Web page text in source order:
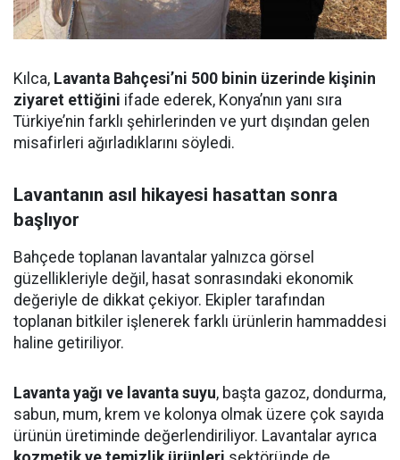
Kılca, Lavanta Bahçesi’ni 500 binin üzerinde kişinin
ziyaret ettiğini ifade ederek, Konya’nın yanı sıra
Türkiye’nin farklı şehirlerinden ve yurt dışından gelen
misafirleri ağırladıklarını söyledi.
Lavantanın asıl hikayesi hasattan sonra
başlıyor
Bahçede toplanan lavantalar yalnızca görsel
güzellikleriyle değil, hasat sonrasındaki ekonomik
değeriyle de dikkat çekiyor. Ekipler tarafından
toplanan bitkiler işlenerek farklı ürünlerin hammaddesi
haline getiriliyor.
Lavanta yağı ve lavanta suyu, başta gazoz, dondurma,
sabun, mum, krem ve kolonya olmak üzere çok sayıda
ürünün üretiminde değerlendiriliyor. Lavantalar ayrıca